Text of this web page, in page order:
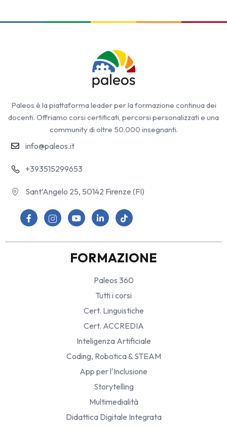
Paleos è la piattaforma leader per la formazione continua dei
docenti. Offriamo corsi certificati, percorsi personalizzati e una
community di oltre 50.000 insegnanti.
info@paleos.it
+393515299653
Sant’Angelo 25, 50142 Firenze (FI)
FORMAZIONE
Paleos 360
Tutti i corsi
Cert. Linguistiche
Cert. ACCREDIA
Inteligenza Artificiale
Coding, Robotica & STEAM
App per l'Inclusione
Storytelling
Multimedialità
Didattica Digitale Integrata